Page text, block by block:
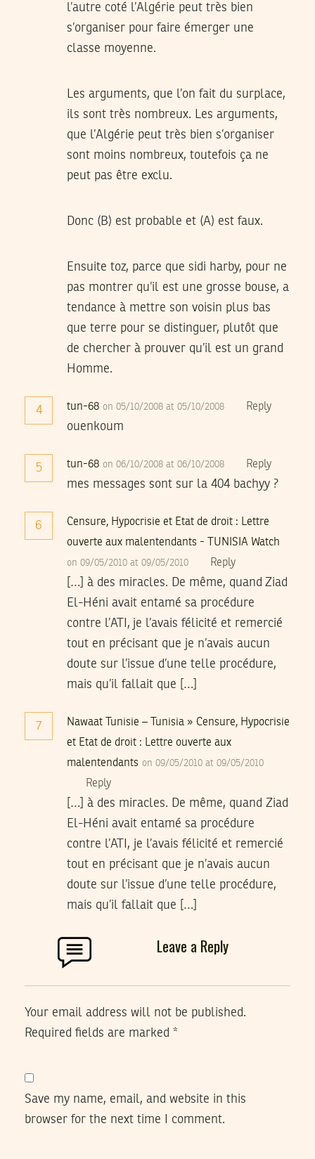
l’autre coté l’Algérie peut très bien
s’organiser pour faire émerger une
classe moyenne.
Les arguments, que l’on fait du surplace,
ils sont très nombreux. Les arguments,
que l’Algérie peut très bien s’organiser
sont moins nombreux, toutefois ça ne
peut pas être exclu.
Donc (B) est probable et (A) est faux.
Ensuite toz, parce que sidi harby, pour ne
pas montrer qu’il est une grosse bouse, a
tendance à mettre son voisin plus bas
que terre pour se distinguer, plutôt que
de chercher à prouver qu’il est un grand
Homme.
4 tun-68 on 05/10/2008 at 05/10/2008 Reply
ouenkoum
5 tun-68 on 06/10/2008 at 06/10/2008 Reply
mes messages sont sur la 404 bachyy ?
6
Censure, Hypocrisie et Etat de droit : Lettre
ouverte aux malentendants - TUNISIA Watch
on 09/05/2010 at 09/05/2010 Reply
[…] à des miracles. De même, quand Ziad
El-Héni avait entamé sa procédure
contre l’ATI, je l’avais félicité et remercié
tout en précisant que je n’avais aucun
doute sur l’issue d’une telle procédure,
mais qu’il fallait que […]
7
Nawaat Tunisie – Tunisia » Censure, Hypocrisie
et Etat de droit : Lettre ouverte aux
malentendants on 09/05/2010 at 09/05/2010
Reply
[…] à des miracles. De même, quand Ziad
El-Héni avait entamé sa procédure
contre l’ATI, je l’avais félicité et remercié
tout en précisant que je n’avais aucun
doute sur l’issue d’une telle procédure,
mais qu’il fallait que […]
Leave a Reply
Your email address will not be published.
Required fields are marked *
Save my name, email, and website in this
browser for the next time I comment.